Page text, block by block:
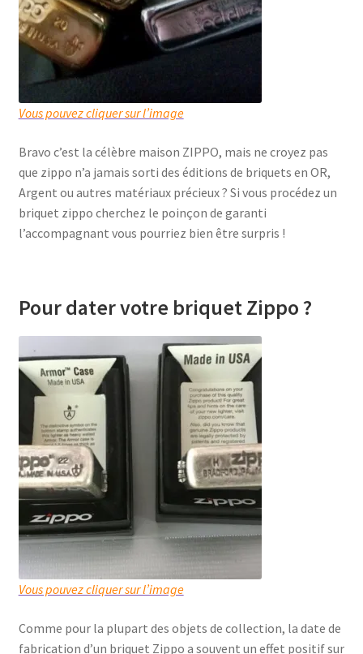
Vous pouvez cliquer sur l’image
Bravo c’est la célèbre maison ZIPPO, mais ne croyez pas
que zippo n’a jamais sorti des éditions de briquets en OR,
Argent ou autres matériaux précieux ? Si vous procédez un
briquet zippo cherchez le poinçon de garanti
l’accompagnant vous pourriez bien être surpris !
Pour dater votre briquet Zippo ?
Vous pouvez cliquer sur l’image
Comme pour la plupart des objets de collection, la date de
fabrication d’un briquet Zippo a souvent un effet positif sur